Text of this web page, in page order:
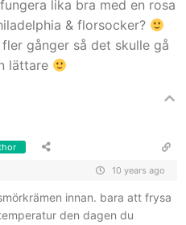
lika bra med en rosa
& florsocker?
gånger så det skulle gå
lättare
10 years ago
innan. bara att frysa
den dagen du